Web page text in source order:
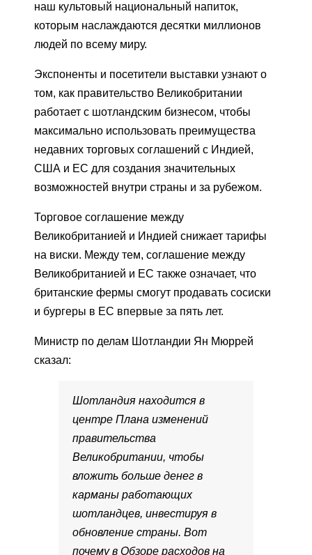
наш культовый национальный напиток,
которым наслаждаются десятки миллионов
людей по всему миру.
Экспоненты и посетители выставки узнают о
том, как правительство Великобритании
работает с шотландским бизнесом, чтобы
максимально использовать преимущества
недавних торговых соглашений с Индией,
США и ЕС для создания значительных
возможностей внутри страны и за рубежом.
Торговое соглашение между
Великобританией и Индией снижает тарифы
на виски. Между тем, соглашение между
Великобританией и ЕС также означает, что
британские фермы смогут продавать сосиски
и бургеры в ЕС впервые за пять лет.
Министр по делам Шотландии Ян Мюррей
сказал:
Шотландия находится в
центре Плана изменений
правительства
Великобритании, чтобы
вложить больше денег в
карманы работающих
шотландцев, инвестируя в
обновление страны. Вот
почему в Обзоре расходов на